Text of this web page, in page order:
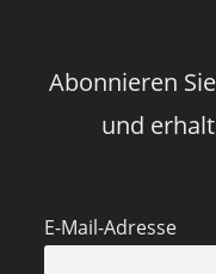
Abonnieren
und
E-Mail-Adresse